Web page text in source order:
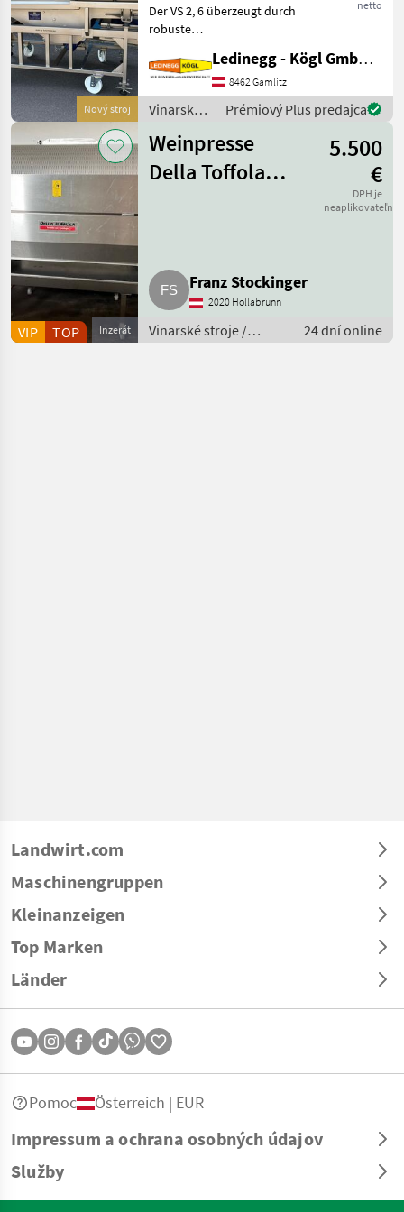
Nový stroj
netto
Der VS 2, 6 überzeugt durch
robuste
Leistungsfähigkeit und
praxisgerechte Ausstattung.
Mit seiner flexiblen
Bauweise und der
Vibrationsaustr
Ledinegg - Kögl GmbH - Obst- und Weinbautechnik
8462 Gamlitz
Vinarské
Scharfenberger
Prémiový Plus predajca
Inzerát
VIP TOP
Weinpresse
Della Toffola
5.500
€
DPH je
neaplikovateľné
Franz Stockinger
2020 Hollabrunn
Vinarské stroje /
Pivničné stroje
24 dní online
Landwirt.com
Maschinengruppen
Kleinanzeigen
Top Marken
Länder
Impressum a ochrana osobných údajov
Služby
Pomoc Österreich | EUR